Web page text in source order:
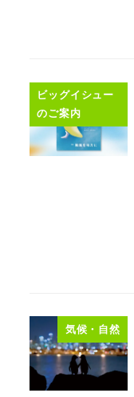
ビッグイシュー
のご案内
気候・自然